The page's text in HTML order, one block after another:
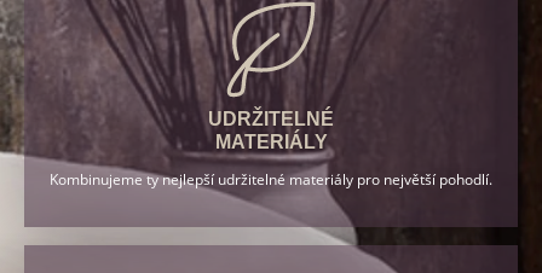
UDRŽITELNÉ
MATERIÁLY
Kombinujeme ty nejlepší udržitelné materiály pro největší pohodlí.